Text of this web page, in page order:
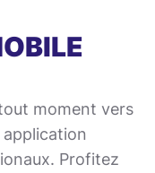
moment vers
Profitez